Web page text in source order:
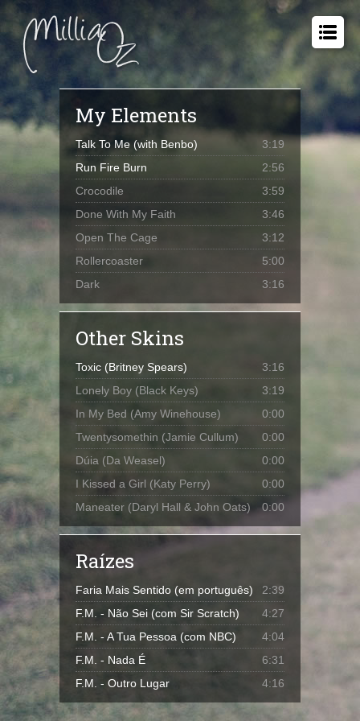
My Elements
Talk To Me (with Benbo)
3:19
Run Fire Burn
2:56
Crocodile
3:59
Done With My Faith
3:46
Open The Cage
3:12
Rollercoaster
5:00
Dark
3:16
Other Skins
Toxic (Britney Spears)
3:16
Lonely Boy (Black Keys)
3:19
In My Bed (Amy Winehouse)
0:00
Twentysomethin (Jamie Cullum)
0:00
Dúia (Da Weasel)
0:00
I Kissed a Girl (Katy Perry)
0:00
Maneater (Daryl Hall & John Oats)
0:00
Raízes
Faria Mais Sentido (em português)
2:39
F.M. - Não Sei (com Sir Scratch)
4:27
F.M. - A Tua Pessoa (com NBC)
4:04
F.M. - Nada É
6:31
F.M. - Outro Lugar
4:16